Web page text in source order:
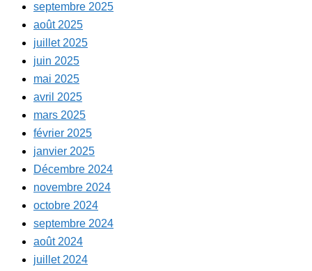
septembre 2025
août 2025
juillet 2025
juin 2025
mai 2025
avril 2025
mars 2025
février 2025
janvier 2025
Décembre 2024
novembre 2024
octobre 2024
septembre 2024
août 2024
juillet 2024